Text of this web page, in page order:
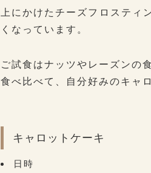
上にかけたチーズフロスティ
くなっています。
ご試食はナッツやレーズンの
食べ比べて、自分好みのキャ
キャロットケーキ
日時